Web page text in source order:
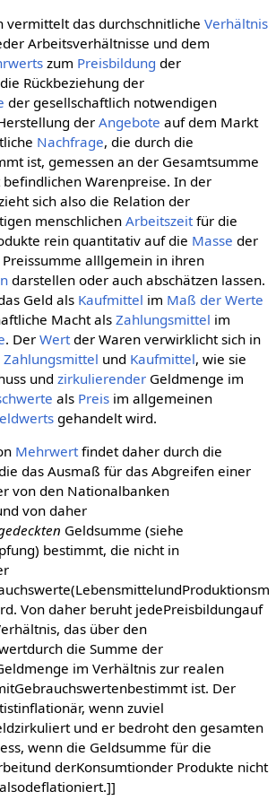
vermittelt das durchschnitliche Verhältnis
Arbeitsverhältnisse und dem
zum Preisbildung der
Rückbeziehung der
der gesellschaftlich notwendigen
der Angebote auf dem Markt
Nachfrage, die durch die
ist, gemessen an der Gesamtsumme
Warenpreise. In der
sich also die Relation der
menschlichenArbeitszeitfür die
rein quantitativ auf die Masse der
Preissumme alllgemein in ihren
darstellen oder auch abschätzen lassen.
Geld als Kaufmittel im Maß der Werte
Macht als Zahlungsmittel im
. Der Wertder Waren verwirklicht sich in
Zahlungsmittel und Kaufmittel, wie sie
und zirkulierenderGeldmenge im
als Preisim allgemeinen
gehandelt wird.
Mehrwertfindet daher durch die
das Ausmaß für das Abgreifen einer
von den Nationalbanken
von daher
Geldsumme (siehe
bestimmt, die nicht in
Von daher beruht jedePreisbildungauf
das über den
die Summe der
im Verhältnis zur realen
ist. Der
wenn zuviel
und er bedroht den gesamten
wenn die Geldsumme für die
derKonsumtionder Produkte nicht